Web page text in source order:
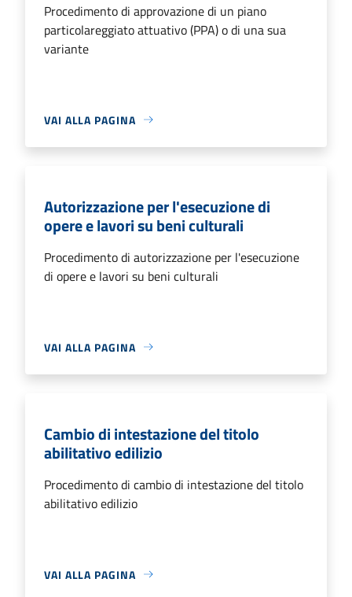
Procedimento di approvazione di un piano
particolareggiato attuativo (PPA) o di una sua
variante
VAI ALLA PAGINA
Autorizzazione per l'esecuzione di
opere e lavori su beni culturali
Procedimento di autorizzazione per l'esecuzione
di opere e lavori su beni culturali
VAI ALLA PAGINA
Cambio di intestazione del titolo
abilitativo edilizio
Procedimento di cambio di intestazione del titolo
abilitativo edilizio
VAI ALLA PAGINA